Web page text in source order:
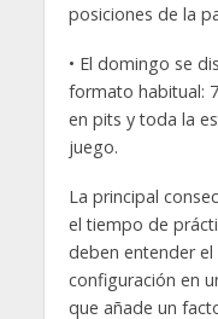
posiciones de la
• El domingo se
formato habitual:
en pits y toda la
juego.
La principal
el tiempo de
deben entender
configuración en
que añade un